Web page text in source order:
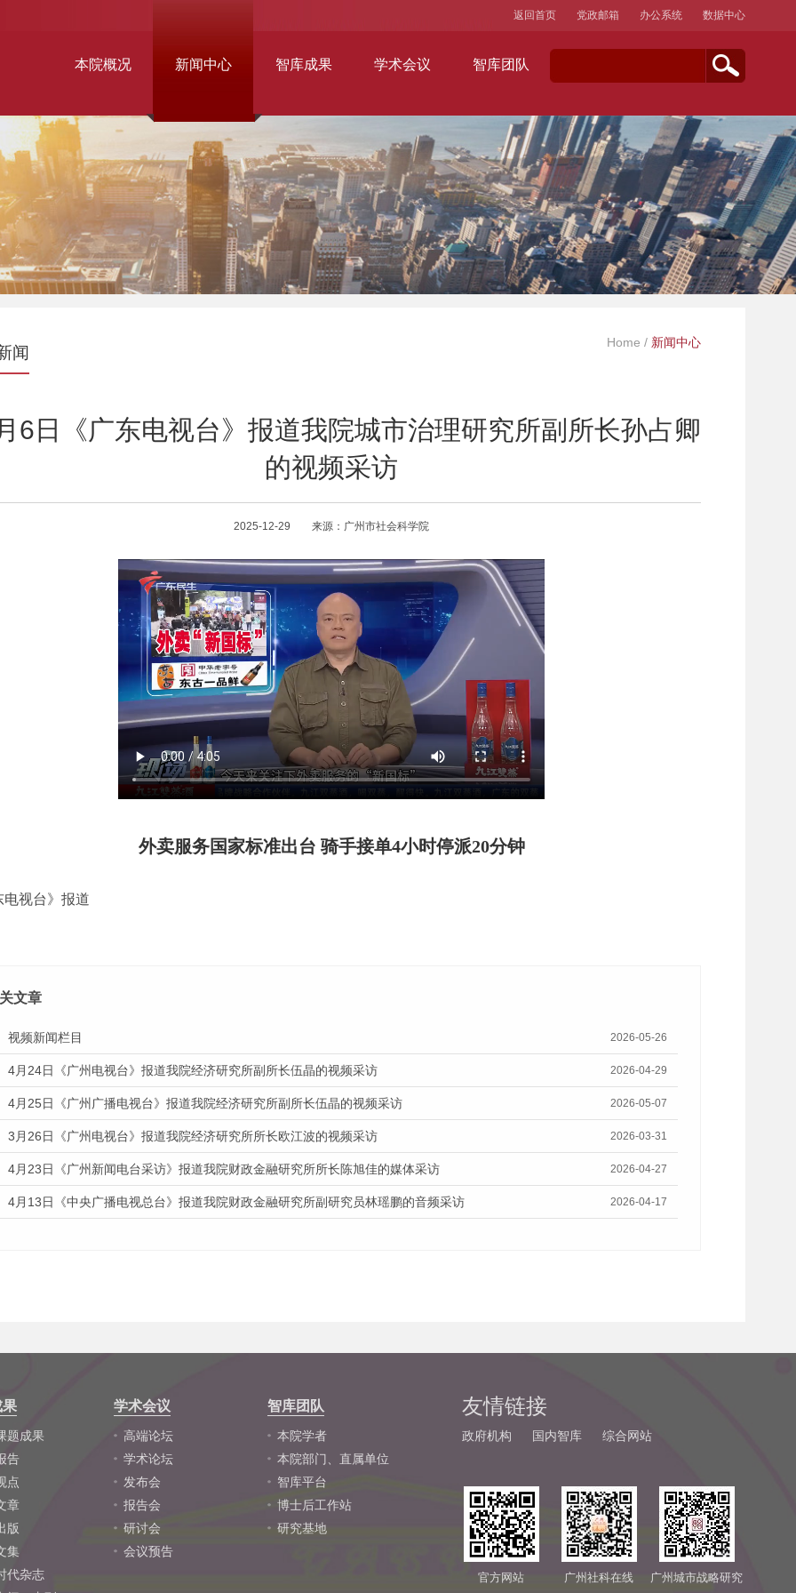
本院概况 新闻中心 智库成果 学术会议 智库团队
返回首页 党政邮箱 办公系统 数据中心
闻
Home / 新闻中心
6日《广东电视台》报道我院城市治理研究所副所长孙占卿
的视频采访
2025-12-29 来源：广州市社会科学院
外卖服务国家标准出台 骑手接单4小时停派20分钟
电视台》报道
文章
视频新闻栏目 2026-05-26
4月24日《广州电视台》报道我院经济研究所副所长伍晶的视频采访 2026-04-29
4月25日《广州广播电视台》报道我院经济研究所副所长伍晶的视频采访 2026-05-07
3月26日《广州电视台》报道我院经济研究所所长欧江波的视频采访 2026-03-31
4月23日《广州新闻电台采访》报道我院财政金融研究所所长陈旭佳的媒体采访 2026-04-27
4月13日《中央广播电视总台》报道我院财政金融研究所副研究员林瑶鹏的音频采访 2026-04-17
题成果
告
点
章
版
集
代杂志
学术会议
高端论坛
学术论坛
发布会
报告会
研讨会
会议预告
智库团队
本院学者
本院部门、直属单位
智库平台
博士后工作站
研究基地
友情链接
政府机构 国内智库 综合网站
官方网站 广州社科在线 广州城市战略研究